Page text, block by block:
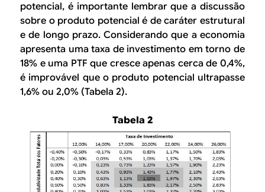
potencial, é importante lembrar que a discussão
sobre o produto potencial é de caráter estrutural
e de longo prazo. Considerando que a economia
apresenta uma taxa de investimento em torno de
18% e uma PTF que cresce apenas cerca de 0,4%,
é improvável que o produto potencial ultrapasse
1,6% ou 2,0% (Tabela 2).
Tabela 2